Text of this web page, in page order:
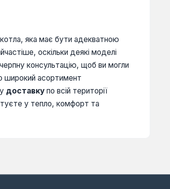
яка має бути адекватною
оскільки деякі моделі
консультацію, щоб ви могли
широкий асортимент
доставку по всій території
у тепло, комфорт та